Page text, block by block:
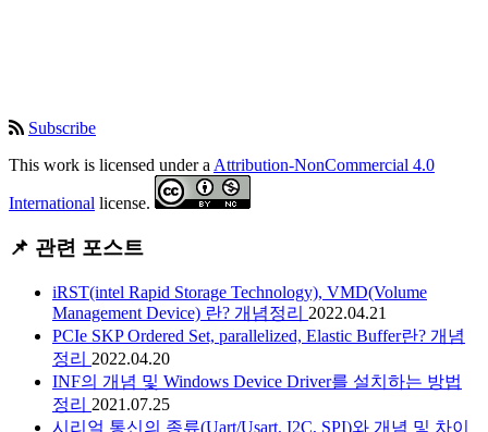
Subscribe
This work is licensed under a Attribution-NonCommercial 4.0
International license.
📌 관련 포스트
iRST(intel Rapid Storage Technology), VMD(Volume
Management Device) 란? 개념정리 2022.04.21
PCIe SKP Ordered Set, parallelized, Elastic Buffer란? 개념
정리 2022.04.20
INF의 개념 및 Windows Device Driver를 설치하는 방법
정리 2021.07.25
시리얼 통신의 종류(Uart/Usart, I2C, SPI)와 개념 및 차이